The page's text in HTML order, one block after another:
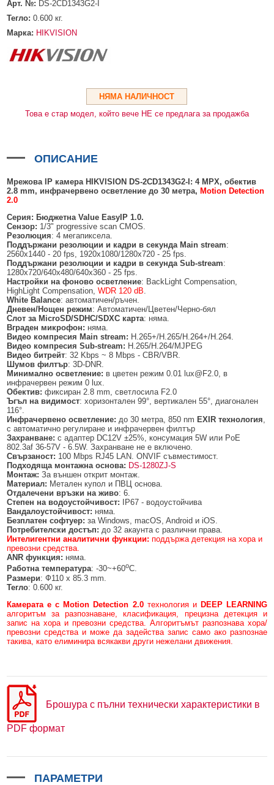
ГЪВКАВИ ГОФРИРАНИ ТРЪБИ
POE УДЪЛЖИТЕЛИ И POE СПЛИТЕРИ
МИКРОФОНИ И ГОВОРИТЕЛИ ЗА ВИДЕОНАБЛЮДЕНИЕ
ОБЕКТИВИ ЗА ОХРАНИТЕЛНИ КАМЕРИ
КОНЕКТОРИ
МЕДИА КОНВЕРТОРИ И SFP МОДУЛИ
БЕЗЖИЧНИ АЛАРМЕНИ СИСТЕМИ AJAX
БЕЗЖИЧНИ АЛАРМЕНИ ПАНЕЛИ (ХЪБ) AJAX
БЕЗЖИЧНИ РАЗШИРИТЕЛИ НА ОБХВАТ AJAX
БЕЗЖИЧНИ ДЕТЕКТОРИ AJAX
БЕЗЖИЧНИ ДЕТЕКТОРИ ЗА ПОЖАР, ДИМ, ТОПЛИНА И ВЪГЛЕРОДЕН
ОКСИД
БЕЗЖИЧНИ КЛАВИАТУРИ AJAX
БЕЗКОНТАКТНИ RFID КАРТИ И ЧИПОВЕ ЗА КЛАВИАТУРИ
БЕЗЖИЧНИ ДИСТАНЦИОННИ УПРАВЛЕНИЯ И БУТОНИ
БЕЗЖИЧНИ СИРЕНИ AJAX
МОДУЛИ ЗА СГРАДНА АВТОМАТИЗАЦИЯ AJAX
БЕЗЖИЧНИ АЛАРМЕНИ СИСТЕМИ HIKVISION AX PRO
БЕЗЖИЧНИ ПАНЕЛИ HIKVISION AX PRO
БЕЗЖИЧНИ ДЕТЕКТОРИ ЗА HIKVISION AX PRO
БЕЗЖИЧНИ МОДУЛИ И АКСЕСОАРИ ЗА HIKVISION AX PRO
КОМПЛЕКТИ БЕЗЖИЧНИ АЛАРМЕНИ СИСТЕМИ AX PRO
КОМУНИКАЦИОННИ ШКАФОВЕ
ALFALINE, СТЕННИ/СТОЯЩИ, С ОТВАРЯЕМИ И ЗАКЛЮЧВАЩИ СЕ
СТРАНИЦИ
INTERLINE, СТОЯЩИ - НЕОТВАРЯЕМИ СТРАНИЦИ
BETALINE, СТОЯЩИ С ОТВАРЯЕМИ И ЗАКЛЮЧВАЩИ СЕ СТРАНИЦИ
АКСЕСОАРИ ЗА КОМУНИКАЦИОННИ ШКАФОВЕ
УПОТРЕБЯВАНА ТЕХНИКА
Арт. №: DS-2CD1343G2-I
Тегло:0.600 кг.
Марка: HIKVISION
НЯМА НАЛИЧНОСТ
Това е стар модел, който вече НЕ се предлага за продажба
ОПИСАНИЕ
Мрежова IP камера HIKVISION DS-2CD1343G2-I : 4 MPX, обектив
2.8 mm, инфрачервено осветление до 30 метра, Motion Detection
2.0
Серия: БюджетнаValue EasyIP1.0.
Сензор: 1/3" progressive scan CMOS.
Резолюция: 4 мегапиксела.
Поддържани резолюции и кадри в секунда Main stream:
2560x1440 - 20 fps, 1920x1080/1280x720 - 25 fps.
Поддържани резолюции и кадри в секундаSub-stream:
1280x720/640x480/640x360 - 25 fps.
Настройки на фоново осветление: BackLight Compensation,
HighLight Compensation,WDR 120 dB.
White Balance: автоматичен/ръчен.
Дневен/Нощен режим: Автоматичен/Цветен/Черно-бял
Слот за MicroSD/SDHC/SDXC карта: няма.
Вграден микрофон: няма.
Видео компресия Main stream: H.265+/H.265/H.264+/H.264.
Видео компресияSub-stream: H.265/H.264/MJPEG
Видео битрейт: 32 Kbps ~ 8 Mbps - CBR/VBR.
Шумов филтър: 3D-DNR.
Минимално осветление: в цветен режим 0.01 lux@F2.0, в
инфрачервен режим 0 lux.
Обектив: фиксиран 2.8 mm, светлосила F2.0
Ъгъл на видимост: хоризонтален 99°, вертикален 55°, диагонален
116°.
Инфрачервено осветление: до 30 метра, 850 nm EXIR технология,
с автоматично регулиране и инфрачервен филтър
Захранване: с адаптер DC12V ±25%, консумация 5W или PoE
802.3af 36-57V - 6.5W. Захранване не е включено.
Свързаност: 100 Mbps RJ45 LAN. ONVIF съвместимост.
Подходяща монтажна основа: DS-1280ZJ-S
Монтаж: За външен открит монтаж.
Материал: Метален купол и ПВЦ основа.
Отдалечени връзки на живо: 6.
Степен на водоустойчивост: IP67 - водоустойчива
Вандалоустойчивост: няма.
Безплатен софтуер:за Windows, macOS, Android и iOS.
Потребителски достъп: до 32 акаунта с различни права.
Интелигентни аналитични функции:поддържа детекция на хора и
превозни средства.
ANR функция: няма.
Работна температура: -30~+60оC.
Размери: Ф110 x 85.3 mm.
Тегло: 0.600 кг.
Камерата е сMotion Detection 2.0технология и DEEP LEARNING
алгоритъм за разпознаване, класификация, прецизна детекция и
запис на хора и превозни средства. Алгоритъмът разпознава хора/
превозни средства и може да задейства запис само ако разпознае
такива, като елиминира всякакви други нежелани движения.
Брошура с пълни технически характеристики в
PDF формат
ПАРАМЕТРИ